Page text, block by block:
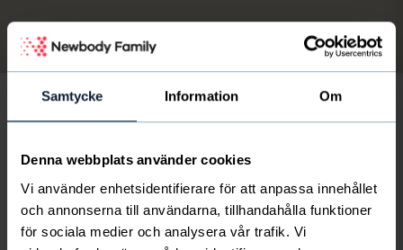
Samtycke Information Om
Denna webbplats använder cookies
Vi använder enhetsidentifierare för att anpassa innehållet
och annonserna till användarna, tillhandahålla funktioner
för sociala medier och analysera vår trafik. Vi
Bild
av
/6
13€
finskt föreningsliv får 3.5 € per paket
Den traditionella raggsockan i ull, med sina härliga